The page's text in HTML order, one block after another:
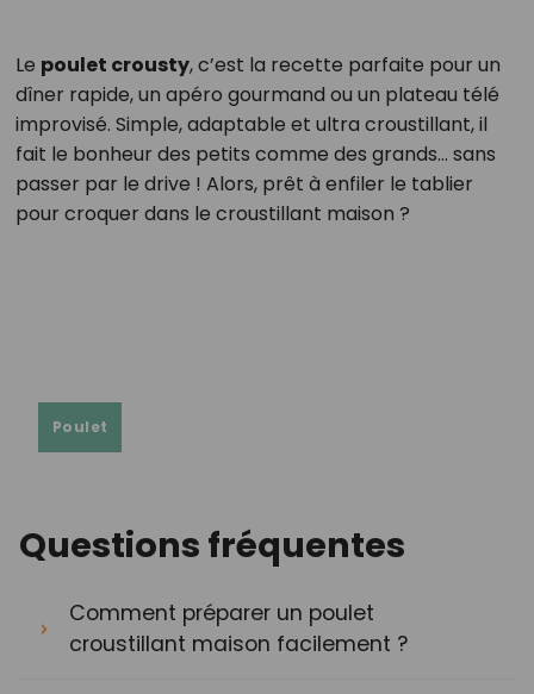
Le poulet crousty, c’est la recette parfaite pour un
dîner rapide, un apéro gourmand ou un plateau télé
improvisé. Simple, adaptable et ultra croustillant, il
fait le bonheur des petits comme des grands… sans
passer par le drive ! Alors, prêt à enfiler le tablier
pour croquer dans le croustillant maison ?
Poulet
Questions fréquentes
Comment préparer un poulet
croustillant maison facilement ?